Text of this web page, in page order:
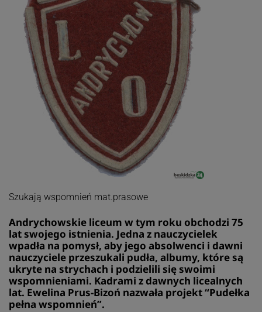
Szukają wspomnień mat.prasowe
Andrychowskie liceum w tym roku obchodzi 75
lat swojego istnienia. Jedna z nauczycielek
wpadła na pomysł, aby jego absolwenci i dawni
nauczyciele przeszukali pudła, albumy, które są
ukryte na strychach i podzielili się swoimi
wspomnieniami. Kadrami z dawnych licealnych
lat. Ewelina Prus-Bizoń nazwała projekt “Pudełka
pełna wspomnień”.